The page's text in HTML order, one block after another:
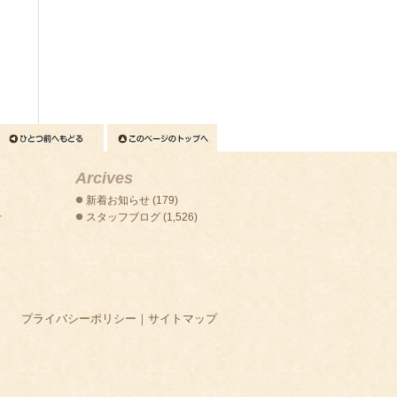
Arcives
新着お知らせ(179)
スタッフブログ(1,526)
プライバシーポリシー ｜ サイトマップ